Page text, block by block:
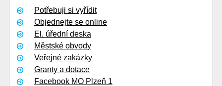
Potřebuji si vyřídit
Objednejte se online
El. úřední deska
Městské obvody
Veřejné zakázky
Granty a dotace
Facebook MO Plzeň 1